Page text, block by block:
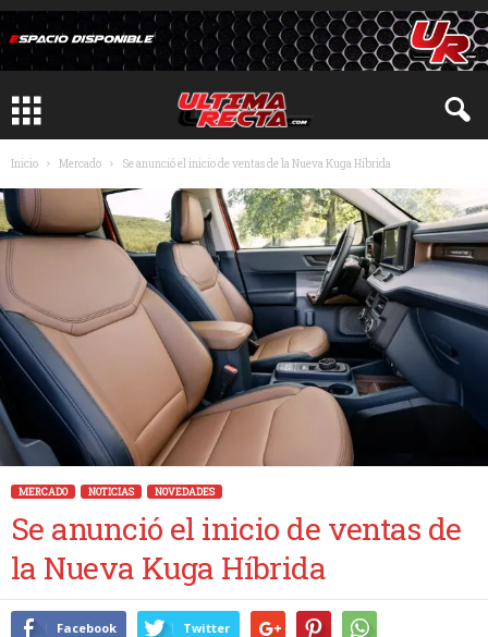
Inicio Mercado Se anunció el inicio de ventas de la Nueva Kuga Híbrida
MERCADO NOTICIAS NOVEDADES
Se anunció el inicio de ventas de
la Nueva Kuga Híbrida
Facebook Twitter